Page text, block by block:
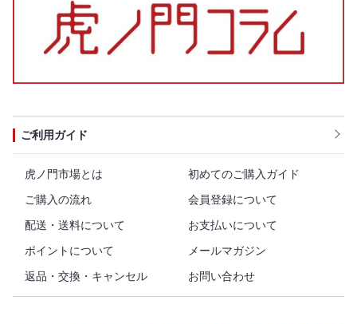
ご利用ガイド
虎ノ門市場とは
初めてのご購入ガイド
ご購入の流れ
会員登録について
配送・送料について
お支払いについて
ポイントについて
メールマガジン
返品・交換・キャンセル
お問い合わせ